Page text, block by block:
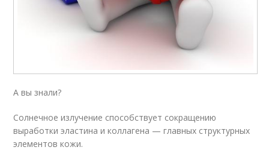
А вы знали?
Солнечное излучение способствует сокращению
выработки эластина и коллагена — главных структурных
элементов кожи.